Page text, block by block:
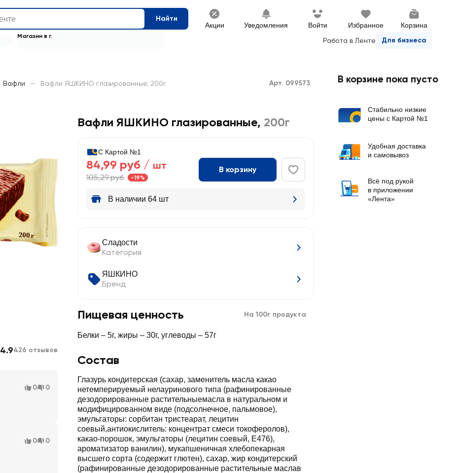
Найти
Акции Уведомления Войти Избранное Корзина
Работа в Ленте Для бизнеса
Магазин в г.
Вафли — Вафли ЯШКИНО глазированные, 200г Арт. 099573
Вафли ЯШКИНО глазированные, 200г
С Картой №1
84,99 руб / шт
105,29 руб -19%
В корзину
В наличии 64 шт
Сладости
Категория
ЯШКИНО
Бренд
Пищевая ценность На 100г продукта
Белки – 5г, жиры – 30г, углеводы – 57г
Состав
Глазурь кондитерская (сахар, заменитель масла какао
нетемперируемый нелауринового типа (рафинированные
дезодорированные растительныемасла в натуральном и
модифицированном виде (подсолнечное, пальмовое),
эмульгаторы: сорбитан тристеарат, лецитин
соевый,антиокислитель: концентрат смеси токоферолов),
какао-порошок, эмульгаторы (лецитин соевый, Е476),
ароматизатор ванилин), мукапшеничная хлебопекарная
высшего сорта (содержит глютен), сахар, жир кондитерский
(рафинированные дезодорированные растительные маслав
4.9426 отзывов
0 0
0 0
В корзине пока пусто
Стабильно низкие
цены с Картой №1
Удобная доставка
и самовывоз
Всё под рукой
в приложении
«Лента»